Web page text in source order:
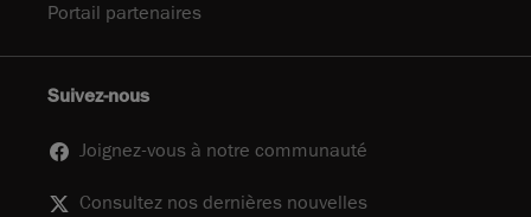
Portail partenaires
Suivez-nous
Joignez-vous à notre communauté
Consultez nos dernières nouvelles